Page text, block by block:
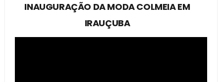
INAUGURAÇÃO DA MODA COLMEIA EM
IRAUÇUBA